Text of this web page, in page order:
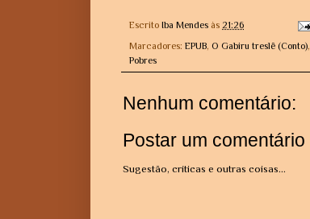
Escrito Iba Mendes às 21:26
Marcadores: EPUB, O Gabiru treslê (Conto),
Pobres
Nenhum comentário:
Postar um comentário
Sugestão, críticas e outras coisas...